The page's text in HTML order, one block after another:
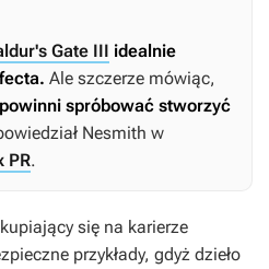
Gate III idealnie
. Ale szczerze mówiąc,
powinni spróbować stworzyć
Nesmith w
PR.
się na karierze
przykłady, gdyż dzieło